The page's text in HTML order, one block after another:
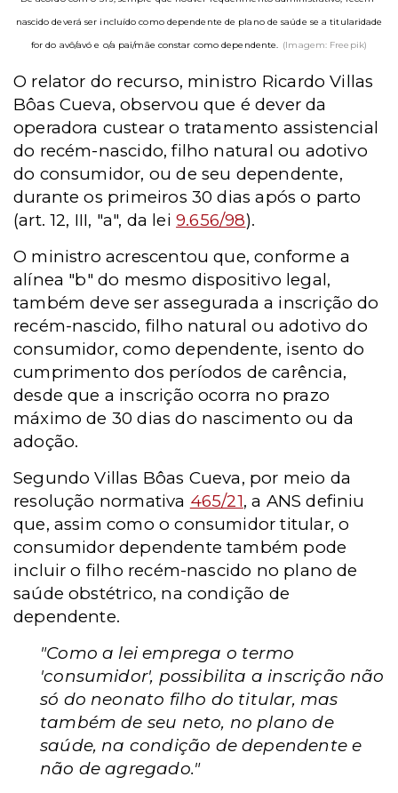
nascido deverá ser incluído como dependente de plano de saúde se a titularidade
for do avô/avó e o/a pai/mãe constar como dependente.
(Imagem: Freepik)
O relator do recurso, ministro Ricardo Villas
Bôas Cueva, observou que é dever da
operadora custear o tratamento assistencial
do recém-nascido, filho natural ou adotivo
do consumidor, ou de seu dependente,
durante os primeiros 30 dias após o parto
(art. 12, III, "a", da lei9.656/98).
O ministro acrescentou que, conforme a
alínea "b" do mesmo dispositivo legal,
também deve ser assegurada a inscrição do
recém-nascido, filho natural ou adotivo do
consumidor, como dependente, isento do
cumprimento dos períodos de carência,
desde que a inscrição ocorra no prazo
máximo de 30 dias do nascimento ou da
adoção.
Segundo Villas Bôas Cueva, por meio da
resolução normativa 465/21, a ANS definiu
que, assim como o consumidor titular, o
consumidor dependente também pode
incluir o filho recém-nascido no plano de
saúde obstétrico, na condição de
dependente.
"Como a lei emprega o termo
'consumidor', possibilita a inscrição não
só do neonato filho do titular, mas
também de seu neto, no plano de
saúde, na condição de dependente e
não de agregado."